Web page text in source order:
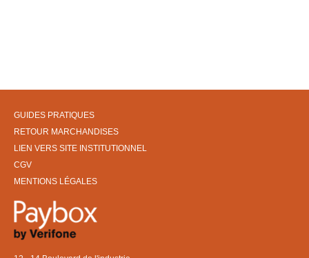
GUIDES PRATIQUES
RETOUR MARCHANDISES
LIEN VERS SITE INSTITUTIONNEL
CGV
MENTIONS LÉGALES